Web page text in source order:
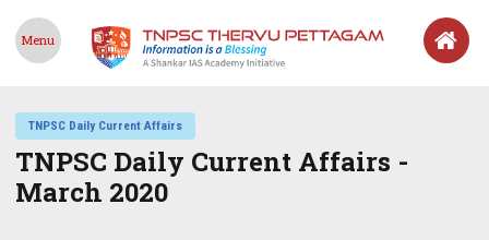
Menu
TNPSC Daily Current Affairs
TNPSC Daily Current Affairs -
March 2020